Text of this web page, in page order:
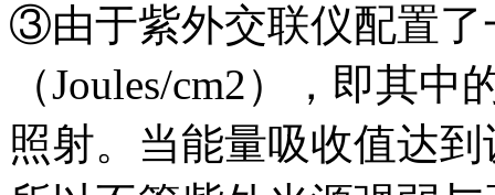
③由于紫外交联仪配置了
（Joules/cm2），即其
照射。当能量吸收值达